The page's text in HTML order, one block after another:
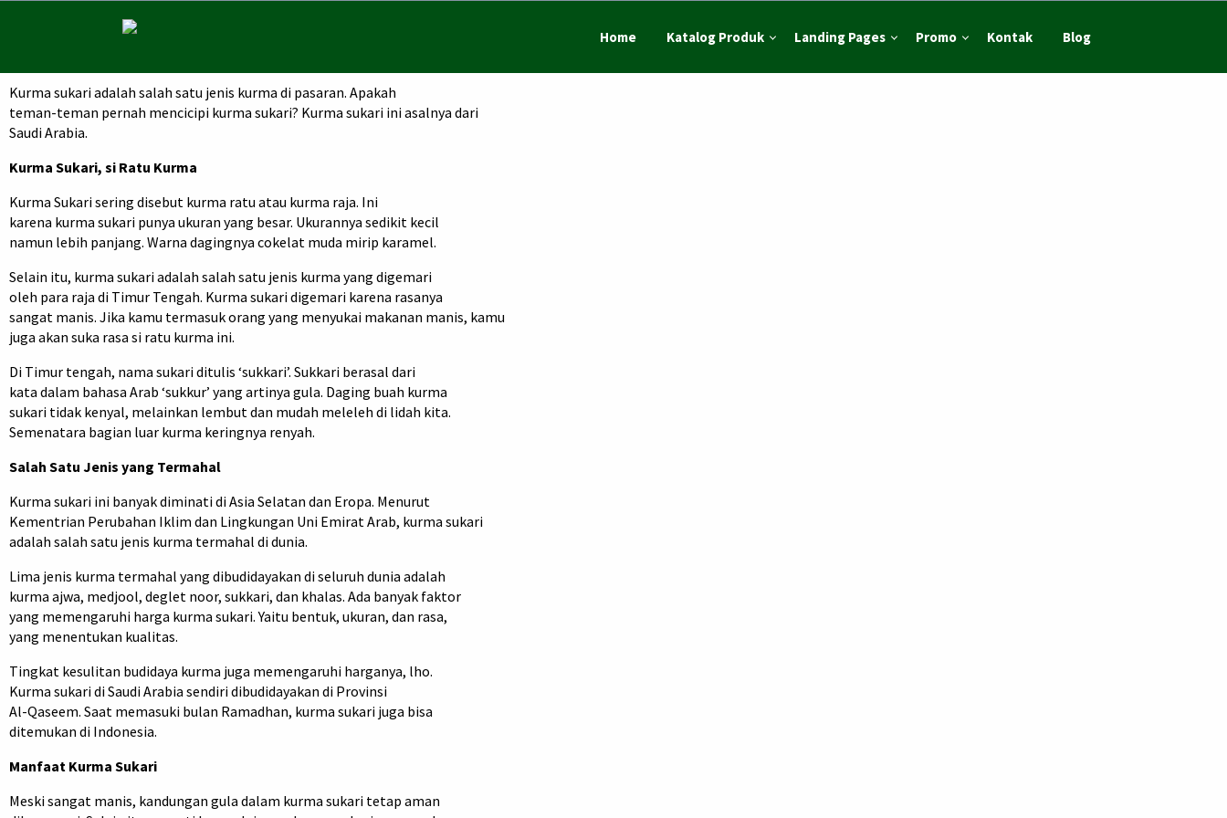
Home Katalog Produk Landing Pages Promo Kontak Blog
Kurma sukari adalah salah satu jenis kurma di pasaran. Apakah
teman-teman pernah mencicipi kurma sukari? Kurma sukari ini asalnya dari
Saudi Arabia.
Kurma Sukari, si Ratu Kurma
Kurma Sukari sering disebut kurma ratu atau kurma raja. Ini
karena kurma sukari punya ukuran yang besar. Ukurannya sedikit kecil
namun lebih panjang. Warna dagingnya cokelat muda mirip karamel.
Selain itu, kurma sukari adalah salah satu jenis kurma yang digemari
oleh para raja di Timur Tengah. Kurma sukari digemari karena rasanya
sangat manis. Jika kamu termasuk orang yang menyukai makanan manis, kamu
juga akan suka rasa si ratu kurma ini.
Di Timur tengah, nama sukari ditulis ‘sukkari’. Sukkari berasal dari
kata dalam bahasa Arab ‘sukkur’ yang artinya gula. Daging buah kurma
sukari tidak kenyal, melainkan lembut dan mudah meleleh di lidah kita.
Semenatara bagian luar kurma keringnya renyah.
Salah Satu Jenis yang Termahal
Kurma sukari ini banyak diminati di Asia Selatan dan Eropa. Menurut
Kementrian Perubahan Iklim dan Lingkungan Uni Emirat Arab, kurma sukari
adalah salah satu jenis kurma termahal di dunia.
Lima jenis kurma termahal yang dibudidayakan di seluruh dunia adalah
kurma ajwa, medjool, deglet noor, sukkari, dan khalas. Ada banyak faktor
yang memengaruhi harga kurma sukari. Yaitu bentuk, ukuran, dan rasa,
yang menentukan kualitas.
Tingkat kesulitan budidaya kurma juga memengaruhi harganya, lho.
Kurma sukari di Saudi Arabia sendiri dibudidayakan di Provinsi
Al-Qaseem. Saat memasuki bulan Ramadhan, kurma sukari juga bisa
ditemukan di Indonesia.
Manfaat Kurma Sukari
Meski sangat manis, kandungan gula dalam kurma sukari tetap aman